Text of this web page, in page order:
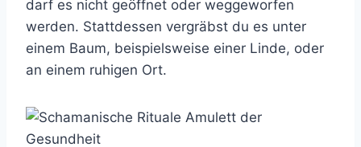
darf es nicht geöffnet oder weggeworfen
werden. Stattdessen vergräbst du es unter
einem Baum, beispielsweise einer Linde, oder
an einem ruhigen Ort.